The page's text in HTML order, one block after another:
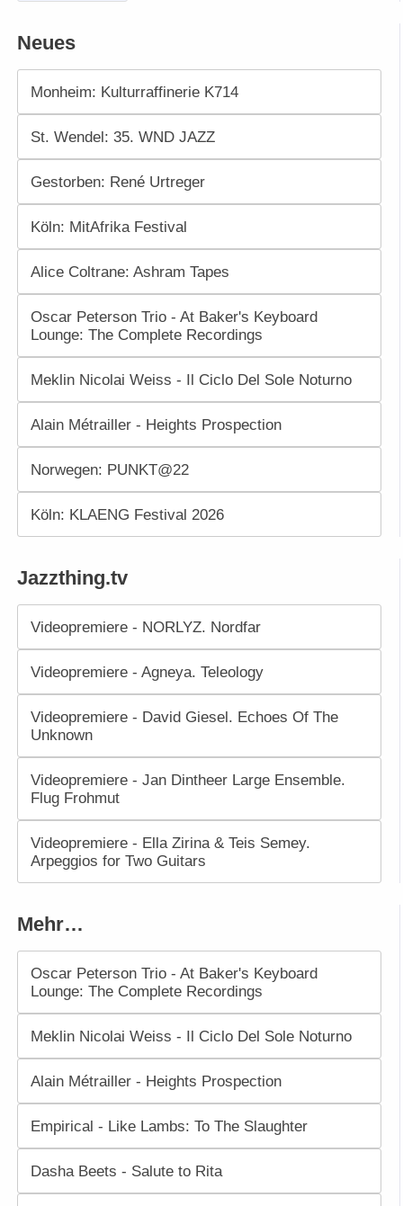
Neues
Monheim: Kulturraffinerie K714
St. Wendel: 35. WND JAZZ
Gestorben: René Urtreger
Köln: MitAfrika Festival
Alice Coltrane: Ashram Tapes
Oscar Peterson Trio - At Baker's Keyboard
Lounge: The Complete Recordings
Meklin Nicolai Weiss - Il Ciclo Del Sole Noturno
Alain Métrailler - Heights Prospection
Norwegen: PUNKT@22
Köln: KLAENG Festival 2026
Jazzthing.tv
Videopremiere - NORLYZ. Nordfar
Videopremiere - Agneya. Teleology
Videopremiere - David Giesel. Echoes Of The
Unknown
Videopremiere - Jan Dintheer Large Ensemble.
Flug Frohmut
Videopremiere - Ella Zirina & Teis Semey.
Arpeggios for Two Guitars
Mehr…
Oscar Peterson Trio - At Baker's Keyboard
Lounge: The Complete Recordings
Meklin Nicolai Weiss - Il Ciclo Del Sole Noturno
Alain Métrailler - Heights Prospection
Empirical - Like Lambs: To The Slaughter
Dasha Beets - Salute to Rita